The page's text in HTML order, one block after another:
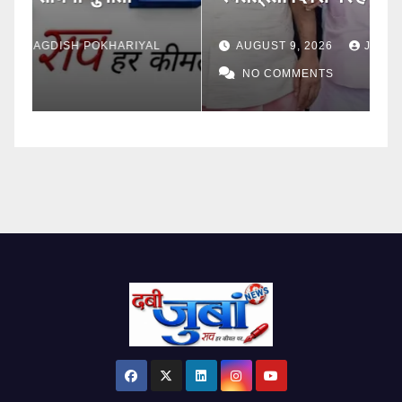
AUGUST 9, 2026 JAGDISH POKHARIYAL
NO COMMENTS